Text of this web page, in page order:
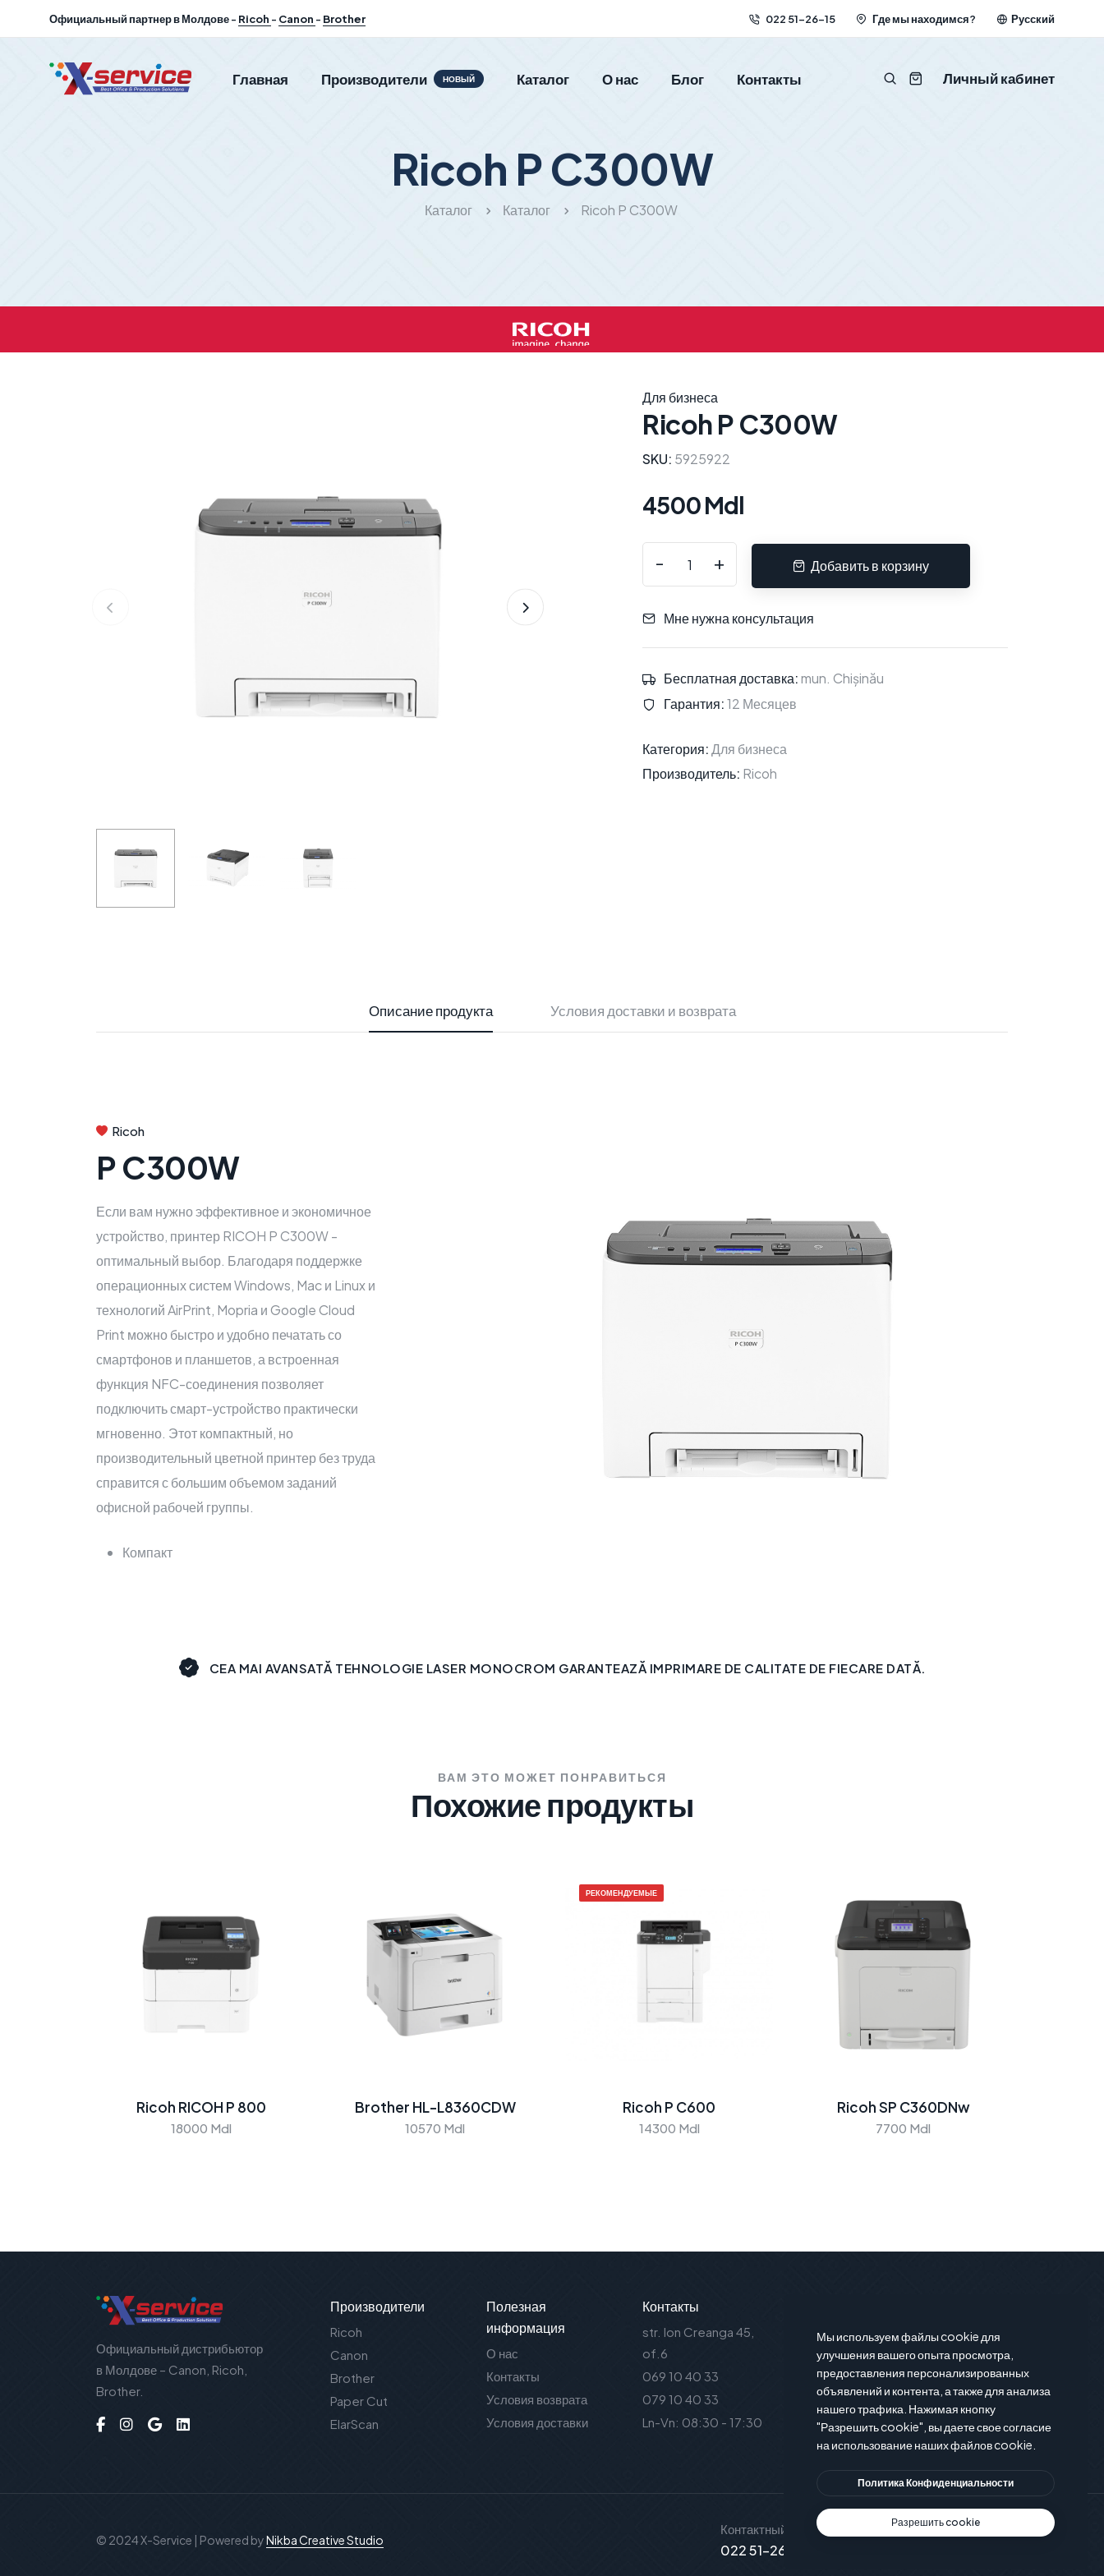
Официальный партнер в Молдове - Ricoh - Canon - Brother 022 51-26-15 Где мы находимся? Русский
Главная Производители НОВЫЙ Каталог О нас Блог Контакты Личный кабинет
Ricoh P C300W
Каталог Каталог Ricoh P C300W
Для бизнеса
Ricoh P C300W
SKU: 5925922
4500 Mdl
- + Добавить в корзину
Мне нужна консультация
Бесплатная доставка:mun. Chișinău
Гарантия:12 Месяцев
Категория:Для бизнеса
Производитель: Ricoh
Описание продукта Условия доставки и возврата
Ricoh
P C300W
Если вам нужно эффективное и экономичное
устройство, принтер RICOH P C300W -
оптимальный выбор. Благодаря поддержке
операционных систем Windows, Mac и Linux и
технологий AirPrint, Mopria и Google Cloud
Print можно быстро и удобно печатать со
смартфонов и планшетов, а встроенная
функция NFC-соединения позволяет
подключить смарт-устройство практически
мгновенно. Этот компактный, но
производительный цветной принтер без труда
справится с большим объемом заданий
офисной рабочей группы.
Компакт
CEA MAI AVANSATĂ TEHNOLOGIE LASER MONOCROM GARANTEAZĂ IMPRIMARE DE CALITATE DE FIECARE DATĂ.
ВАМ ЭТО МОЖЕТ ПОНРАВИТЬСЯ
Похожие продукты
Ricoh RICOH P 800
18000 Mdl
Brother HL-L8360CDW
10570 Mdl
РЕКОМЕНДУЕМЫЕ
Ricoh P C600
14300 Mdl
Ricoh SP C360DNw
7700 Mdl
Официальный дистрибьютор
в Молдове – Canon, Ricoh,
Brother.
Производители
Ricoh
Canon
Brother
Paper Cut
ElarScan
Полезная
информация
О нас
Контакты
Условия возврата
Условия доставки
Контакты
str. Ion Creanga 45,
of.6
069 10 40 33
079 10 40 33
Ln-Vn: 08:30 - 17:30
Подпишитесь на нашу рассылку и
вы будете в курсе последние
новости и предложения.
© 2024 X-Service | Powered byNikba Creative Studio
Контактный телефон
022 51-26-15
Служба поддержки
Мы используем файлы cookie для
улучшения вашего опыта просмотра,
предоставления персонализированных
объявлений и контента, а также для анализа
нашего трафика. Нажимая кнопку
"Разрешить cookie", вы даете свое согласие
на использование наших файлов cookie.
Политика Конфиденциальности
Разрешить cookie